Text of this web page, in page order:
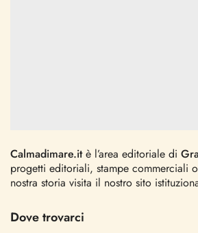
Calmadimare.itè l’area editoriale di
progetti editoriali, stampe commerciali
nostra storia visita il nostro sito
Dove trovarci